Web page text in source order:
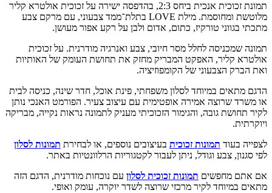
תמונת זכוכית אנכית ביחס 2:3, בהדפסה ישירה על זכוכית אולטרא קליר
מלוטשת ומחוסמת. מילת LOVE בתלת־ממד צבעוני, עם מרקם צבע
מתכתי בגווני טורקיז, כתום, אדום ולבן על רקע אפור מעושן.
תמונה שמכניסה לחלל מסר חיובי, צבע ואנרגיה מודרנית. על זכוכית
אולטרא קליר, האפקט המבריק מחזק את תחושת העומק של האותיות
ואת הברק הצבעוני של הקומפוזיציה.
הדגם מתאים במיוחד לסלון משפחתי, פינת אוכל, חדר שינה, כניסה לבית
או משרד שרוצה אמירה אופטימית עם עיצוב צעיר. הפורמט האנכי נותן
לקיר תחושת גובה, והגימור הזכוכיתי מעניק לתמונה נראות נקייה, מבריקה
ויוקרתית.
לצפייה בעוד תמונות זכוכית בעיצובים נוספים, או לבחירת תמונות לסלון
לפי סגנון, צבע וגודל, ניתן לעבור לקטגוריות הרלוונטיות באתר.
אם אתם מחפשים תמונות זכוכית לסלון עם נוכחות מודרנית, הדגם הזה
מתאים במיוחד לקיר מרכזי שרוצה לשדר יוקרה, עומק ואופי.